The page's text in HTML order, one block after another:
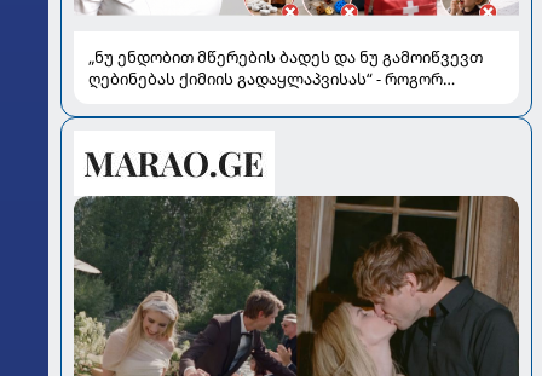
„ნუ ენდობით მწერების ბადეს და ნუ გამოიწვევთ
ღებინებას ქიმიის გადაყლაპვისას“ - როგორ
სალომე ახვლედიანის რჩევები